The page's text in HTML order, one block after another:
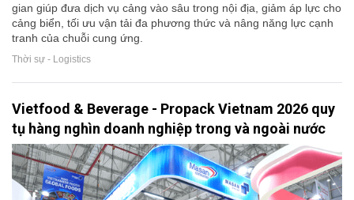
gian giúp đưa dịch vụ cảng vào sâu trong nội địa, giảm áp lực cho
cảng biển, tối ưu vận tải đa phương thức và nâng năng lực cạnh
tranh của chuỗi cung ứng.
Thời sự - Logistics
Vietfood & Beverage - Propack Vietnam 2026 quy
tụ hàng nghìn doanh nghiệp trong và ngoài nước